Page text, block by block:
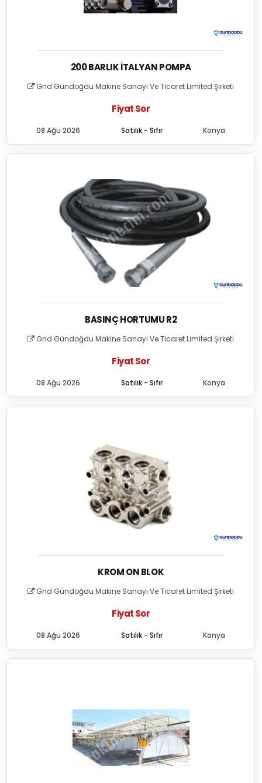
200 BARLIK İTALYAN POMPA
Gnd Gündoğdu Makine Sanayi Ve Ticaret Limited Şirketi
Fiyat Sor
Satılık - Sıfır
08 Ağu 2026 Konya
BASINÇ HORTUMU R2
Gnd Gündoğdu Makine Sanayi Ve Ticaret Limited Şirketi
Fiyat Sor
Satılık - Sıfır
08 Ağu 2026 Konya
KROM ON BLOK
Gnd Gündoğdu Makine Sanayi Ve Ticaret Limited Şirketi
Fiyat Sor
Satılık - Sıfır
08 Ağu 2026 Konya